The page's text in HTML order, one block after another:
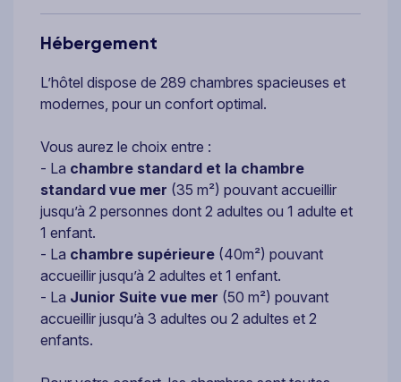
Hébergement
L’hôtel dispose de 289 chambres spacieuses et
modernes, pour un confort optimal.
Vous aurez le choix entre :
- La chambre standard et la chambre
standard vue mer (35 m²) pouvant accueillir
jusqu’à 2 personnes dont 2 adultes ou 1 adulte et
1 enfant.
- La chambre supérieure (40m²) pouvant
accueillir jusqu’à 2 adultes et 1 enfant.
- La Junior Suite vue mer (50 m²) pouvant
accueillir jusqu’à 3 adultes ou 2 adultes et 2
enfants.